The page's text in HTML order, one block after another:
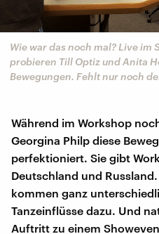
Wie war das noch mal? Live im
probieren Till Optiz und Anita
Bewegungen. Fehlt nur noch
Während im Workshop
Georgina Philp diese
perfektioniert. Sie gibt
Deutschland und
kommen ganz
Tanzeinflüsse dazu. Und
Auftritt zu einem